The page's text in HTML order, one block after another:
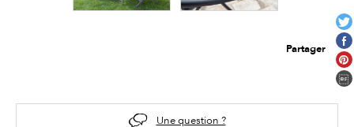
Partager
Une question ?